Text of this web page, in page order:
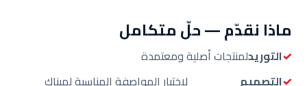
ماذا نقدّم — حلّ متكامل
التوريدلمنتجات أصلية ومعتمدة
التصميم
لاختيار المواصفة المناسبة لمبناك